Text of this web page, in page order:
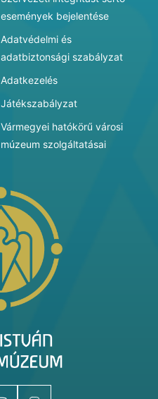
események bejelentése
Adatvédelmi és
adatbiztonsági szabályzat
Adatkezelés
Játékszabályzat
Vármegyei hatókörű városi
múzeum szolgáltatásai